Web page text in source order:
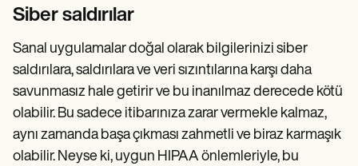
Siber saldırılar
Sanal uygulamalar doğal olarak bilgilerinizi siber
saldırılara, saldırılara ve veri sızıntılarına karşı daha
savunmasız hale getirir ve bu inanılmaz derecede kötü
olabilir. Bu sadece itibarınıza zarar vermekle kalmaz,
aynı zamanda başa çıkması zahmetli ve biraz karmaşık
olabilir. Neyse ki, uygun HIPAA önlemleriyle, bu